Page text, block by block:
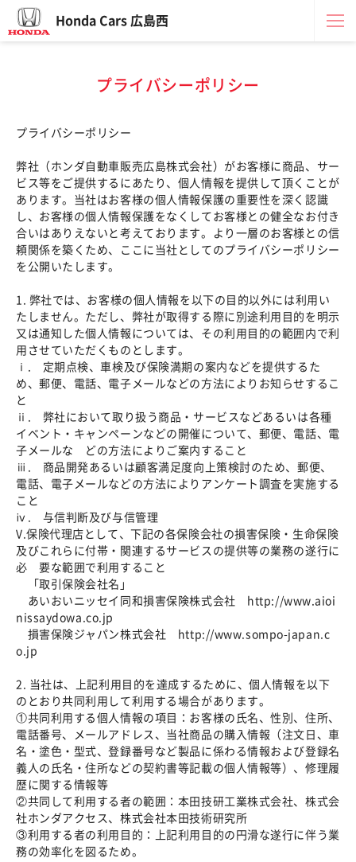
Honda Cars 広島西
プライバシーポリシー
プライバシーポリシー
弊社（ホンダ自動車販売広島株式会社）がお客様に商品、サー
ビス等をご提供するにあたり、個人情報を提供して頂くことが
あります。当社はお客様の個人情報保護の重要性を深く認識
し、お客様の個人情報保護をなくしてお客様との健全なお付き
合いはありえないと考えております。より一層のお客様との信
頼関係を築くため、ここに当社としてのプライバシーポリシー
を公開いたします。
1. 弊社では、お客様の個人情報を以下の目的以外には利用い
たしません。ただし、弊社が取得する際に別途利用目的を明示
又は通知した個人情報については、その利用目的の範囲内で利
用させていただくものとします。
ⅰ. 定期点検、車検及び保険満期の案内などを提供するた
め、郵便、電話、電子メールなどの方法によりお知らせするこ
と
ⅱ. 弊社において取り扱う商品・サービスなどあるいは各種
イベント・キャンペーンなどの開催について、郵便、電話、電
子メールな どの方法によりご案内すること
ⅲ. 商品開発あるいは顧客満足度向上策検討のため、郵便、
電話、電子メールなどの方法によりアンケート調査を実施する
こと
ⅳ. 与信判断及び与信管理
V.保険代理店として、下記の各保険会社の損害保険・生命保険
及びこれらに付帯・関連するサービスの提供等の業務の遂行に
必 要な範囲で利用すること
「取引保険会社名」
あいおいニッセイ同和損害保険株式会社 http://www.aioi
nissaydowa.co.jp
損害保険ジャパン株式会社 http://www.sompo-japan.c
o.jp
2. 当社は、上記利用目的を達成するために、個人情報を以下
のとおり共同利用して利用する場合があります。
①共同利用する個人情報の項目：お客様の氏名、性別、住所、
電話番号、メールアドレス、当社商品の購入情報（注文日、車
名・塗色・型式、登録番号など製品に係わる情報および登録名
義人の氏名・住所などの契約書等記載の個人情報等）、修理履
歴に関する情報等
②共同して利用する者の範囲：本田技研工業株式会社、株式会
社ホンダアクセス、株式会社本田技術研究所
③利用する者の利用目的：上記利用目的の円滑な遂行に伴う業
務の効率化を図るため。